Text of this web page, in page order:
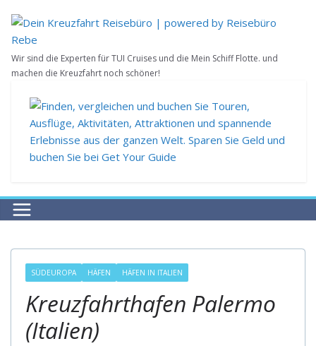
Inhalt
springen
Wir sind die Experten für TUI Cruises und die Mein Schiff Flotte. und
machen die Kreuzfahrt noch schöner!
SÜDEUROPA HÄFEN HÄFEN IN ITALIEN
Kreuzfahrthafen Palermo
(Italien)